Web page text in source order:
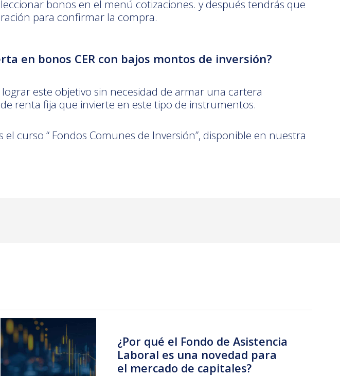
bonos en el menú cotizaciones. y después tendrás que
para confirmar la compra.
en bonos CER con bajos montos de inversión?
este objetivo sin necesidad de armar una cartera
renta fija que invierte en este tipo de instrumentos.
curso “ Fondos Comunes de Inversión”, disponible en nuestra
¿Por qué el Fondo de Asistencia
Laboral es una novedad para
el mercado de capitales?